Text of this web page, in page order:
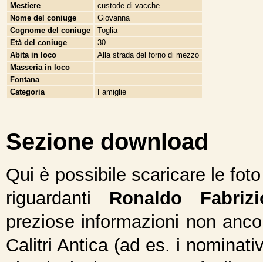
Mestiere
custode di vacche
Nome del coniuge
Giovanna
Cognome del coniuge
Toglia
Età del coniuge
30
Abita in loco
Alla strada del forno di mezzo
Masseria in loco
Fontana
Categoria
Famiglie
Sezione download
Qui è possibile scaricare le
riguardanti Ronaldo
preziose informazioni non
Calitri Antica (ad es. i